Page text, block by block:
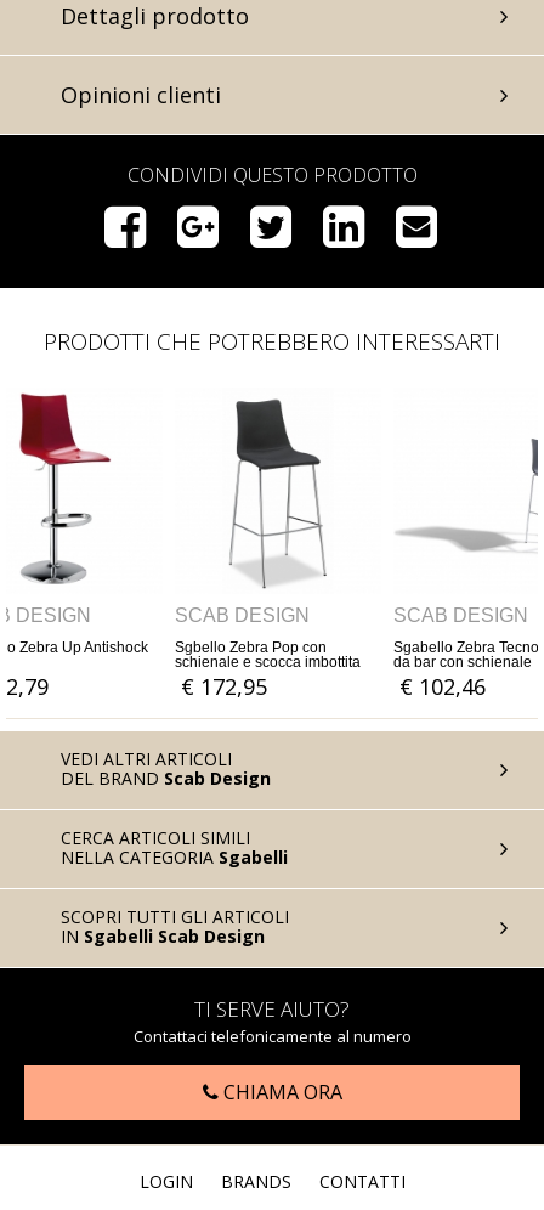
Dettagli prodotto
Opinioni clienti
CONDIVIDI QUESTO PRODOTTO
PRODOTTI CHE POTREBBERO INTERESSARTI
DESIGN
Zebra Pop con
in policarbonato
e struttura in acciaio
SCAB DESIGN
Sgabello Zebra Tecnopolimero
da bar con schienale
€ 102,46
SCAB DESIGN
Sgabello Zebra
€ 120,49
VEDI ALTRI ARTICOLI
DEL BRAND Scab Design
CERCA ARTICOLI SIMILI
NELLA CATEGORIA Sgabelli
SCOPRI TUTTI GLI ARTICOLI
IN Sgabelli Scab Design
TI SERVE AIUTO?
Contattaci telefonicamente al numero
CHIAMA ORA
LOGIN BRANDS CONTATTI